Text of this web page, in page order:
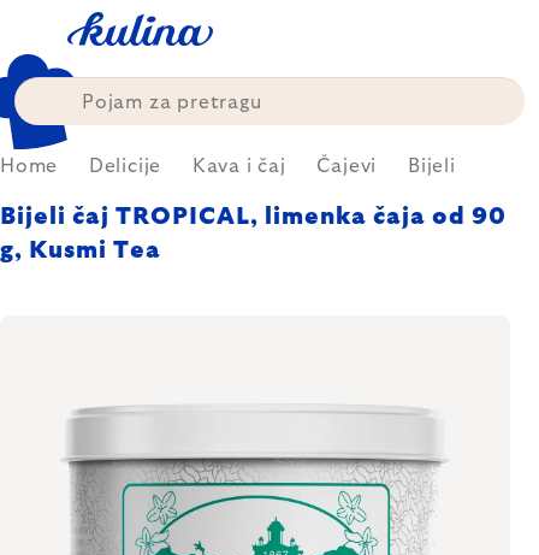
content
Home Delicije Kava i čaj Čajevi Bijeli
Bijeli čaj TROPICAL, limenka čaja od 90
g, Kusmi Tea